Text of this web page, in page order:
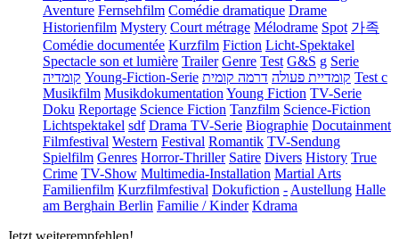
Aventure Fernsehfilm Comédie dramatique Drame
Historienfilm Mystery Court métrage Mélodrame Spot 가족
Comédie documentée Kurzfilm Fiction Licht-Spektakel
Spectacle son et lumière Trailer Genre Test G&S g Serie
קומדיה Young-Fiction-Serie קומדיית פעולה דרמה קומית
Test c
Musikfilm MusikdokumentationYoung Fiction TV-Serie
Doku Reportage Science Fiction Tanzfilm Science-Fiction
Lichtspektakel sdf Drama TV-Serie Biographie Docutainment
Filmfestival Western Festival Romantik TV-Sendung
Spielfilm Genres Horror-Thriller Satire Divers History True
Crime TV-Show Multimedia-Installation Martial Arts
Familienfilm Kurzfilmfestival Dokufiction -Austellung Halle
am Berghain Berlin Familie / Kinder Kdrama